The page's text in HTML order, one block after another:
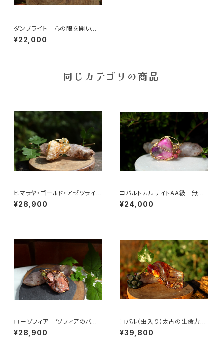
ダンブライト 心の眼を開いて
天使からのサポートを受け取る
¥22,000
同じカテゴリの商品
ヒマラヤ・ゴールド・アゼツライ
ト 魂の目覚め、「ゴールデン・ラ
イトの降下」
¥28,900
コバルトカルサイトAA級 無条
件の愛と許しの石 美しくなり
たい女性の為に
¥24,000
ローゾフィア ”ソフィアのバラ”
世界の調和、愛、美の意識、真実
¥28,900
コパル（虫入り）太古の生命力
集中力 粘り強さ 邪気を払う
¥39,800